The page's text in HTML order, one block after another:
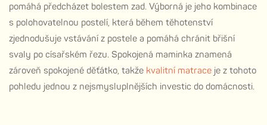
pomáhá předcházet bolestem zad. Výborná je jeho kombinace
s polohovatelnou postelí, která během těhotenství
zjednodušuje vstávání z postele a pomáhá chránit břišní
svaly po císařském řezu. Spokojená maminka znamená
zároveň spokojené děťátko, takže kvalitní matrace je z tohoto
pohledu jednou z nejsmysluplnějších investic do domácnosti.